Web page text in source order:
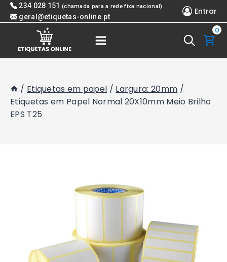
Skip 234 028 151 (chamada para a rede fixa nacional)
geral@etiquetas-online.pt
Entrar
0
/ Etiquetas em papel / Largura: 20mm /
Etiquetas em Papel Normal 20X10mm Meio Brilho
EPS T25